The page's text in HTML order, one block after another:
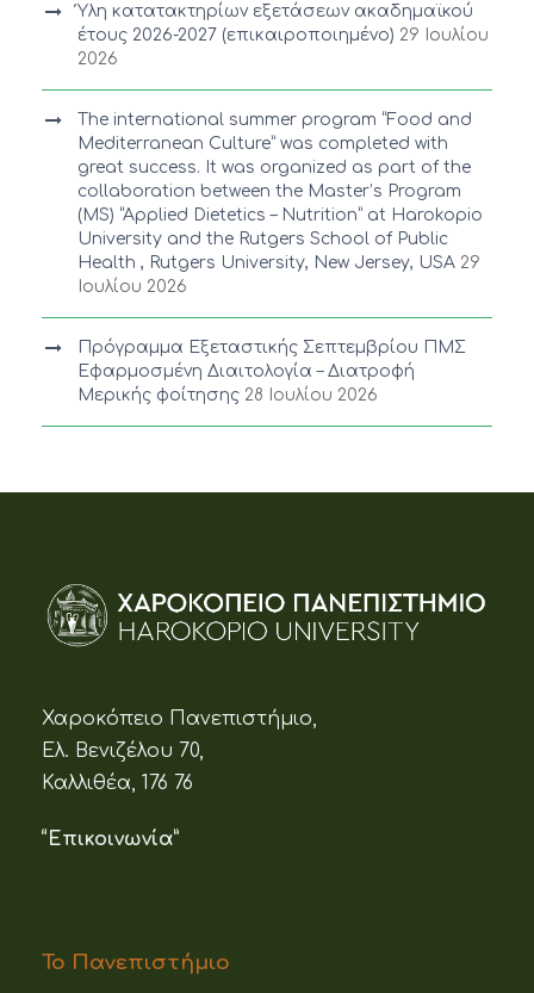
Ύλη κατατακτηρίων εξετάσεων ακαδημαϊκού
έτους 2026-2027 (επικαιροποιημένο) 29 Ιουλίου
2026
The international summer program “Food and
Mediterranean Culture” was completed with
great success. It was organized as part of the
collaboration between the Master’s Program
(MS) “Applied Dietetics – Nutrition” at Harokopio
University and the Rutgers School of Public
Health , Rutgers University, New Jersey, USA 29
Ιουλίου 2026
Πρόγραμμα Εξεταστικής Σεπτεμβρίου ΠΜΣ
Εφαρμοσμένη Διαιτολογία – Διατροφή
Μερικής φοίτησης 28 Ιουλίου 2026
Χαροκόπειο Πανεπιστήμιο,
Ελ. Βενιζέλου 70,
Καλλιθέα, 176 76
“Επικοινωνία”
Το Πανεπιστήμιο